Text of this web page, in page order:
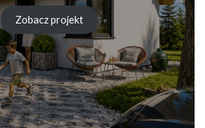
cen:
od
zł249.00
do
zł499.00
Zobacz projekt